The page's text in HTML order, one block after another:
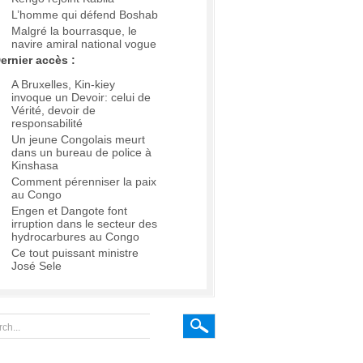
L’homme qui défend Boshab
Malgré la bourrasque, le
navire amiral national vogue
accès :
A Bruxelles, Kin-kiey
invoque un Devoir: celui de
Vérité, devoir de
responsabilité
Un jeune Congolais meurt
dans un bureau de police à
Kinshasa
Comment pérenniser la paix
au Congo
Engen et Dangote font
irruption dans le secteur des
hydrocarbures au Congo
Ce tout puissant ministre
José Sele